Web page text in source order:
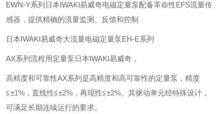
EWN-Y系列日本IWAKI易威奇电磁定量泵配备革命性EFS流量传
感器，提供精确的流量监测、反馈和控制
日本IWAKI易威奇大流量电磁定量泵EH-E系列
AX系列流程用定量泵日本IWAKI易威奇，
高精度和可靠性AX系列是高精度和高可靠性的定量泵，精度
≦±1%，直线性≦±2%，再现性≦±2%。其驱动单元经特殊设计，
可满足长期连续运行的要求。